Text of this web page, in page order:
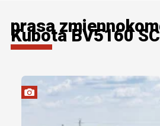
prasa
Kubota BV5160